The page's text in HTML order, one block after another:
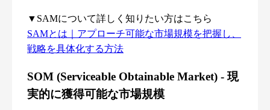
▼SAMについて詳しく知りたい方はこちら
SAMとは｜アプローチ可能な市場規模を把握し、
戦略を具体化する方法
SOM (Serviceable Obtainable Market) - 現
実的に獲得可能な市場規模